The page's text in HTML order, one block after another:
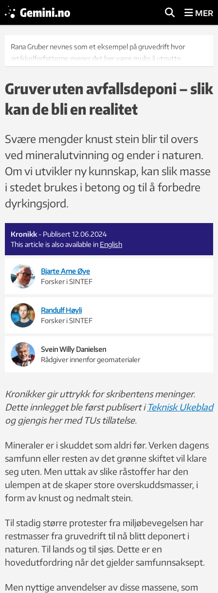
MER
Rana Gruber nevnes som et eksempel på gruvedrift hvor
artikkelforfatterne mener det bør være mulig å utnytte
Gruver uten avfallsdeponi – slik
kan de bli en realitet
Svære mengder knust stein blir til overs
ved mineralutvinning og ender i naturen.
Om vi utvikler ny kunnskap, kan slik masse
i stedet brukes i betong og til å forbedre
dyrkingsjord.
Kronikk - Publisert 12.06.2024
This article is also available in English
Bjarte Arne Øye
Forsker i SINTEF
Randulf Høyli
Forsker i SINTEF
Svein Willy Danielsen
Rådgiver innenfor geomaterialer
Kronikker gir uttrykk for skribentens meninger.
Dette innlegget ble først publisert iTeknisk Ukeblad
og gjengis her med TUs tillatelse.
Mineraler er i skuddet som aldri før. Verken dagens
samfunn eller resten av det grønne skiftet vil klare
seg uten. Men uttak av slike råstoffer har den
ulempen at de skaper store overskuddsmasser, i
form av knust og nedmalt stein.
Til stadig større protester fra miljøbevegelsen har
restmasser fra gruvedrift til nå blitt deponert i
naturen. Til lands og til sjøs. Dette er en
hovedutfordring når det gjelder samfunnsaksept.
Men nyttige anvendelser av disse massene, som